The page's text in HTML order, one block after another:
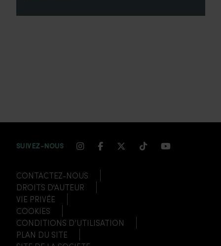
SUIVEZ-NOUS INSTAGRAM CHANNEL LINK
FACEBOOK CHANNEL LINK
TWITTER CHANNEL
TIKTOKYOUTUBE
CONTACTEZ-NOUS
DROITS D'AUTEUR
VIE PRIVÉE
COOKIES
CONDITIONS D’UTILISATION
PLAN DU SITE